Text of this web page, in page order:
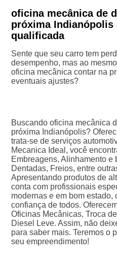
oficina mecânica de
próxima Indianópolis
qualificada
Sente que seu carro tem
desempenho, mas ao
oficina mecânica contar na
eventuais ajustes?
Buscando oficina mecânica
próxima Indianópolis?
trata-se de serviços
Mecanica Ideal, você
Embreagens, Alinhamento
Dentadas, Freios, entre
Apresentando produtos de
conta com profissionais
modernas e em bom estado,
confiança de todos.
Oficinas Mecânicas, Troca
Diesel Leve. Assim, não
para saber mais. Teremos o
seu empreendimento!